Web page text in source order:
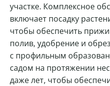
участке. Комплексное
включает посадку
чтобы обеспечить
полив, удобрение и
с профильным
садом на протяжении
даже лет, чтобы